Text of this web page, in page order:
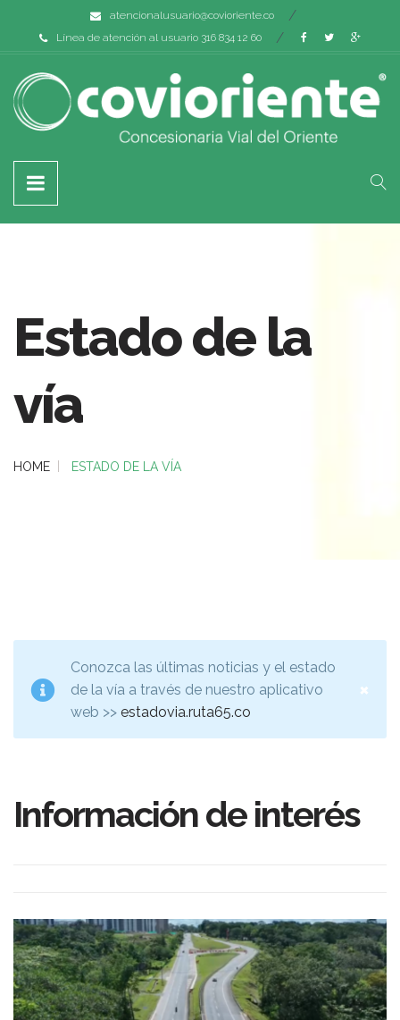
atencionalusuario@covioriente.co
Línea de atención al usuario 316 834 12 60
Estado de la
vía
HOME ESTADO DE LA VÍA
Conozca las últimas noticias y el estado
de la vía a través de nuestro aplicativo
web >> estadovia.ruta65.co
×
Información de interés